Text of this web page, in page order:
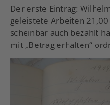
Der erste Eintrag:
geleistete Arbeiten
scheinbar auch bezahlt
mit „Betrag erhalten“